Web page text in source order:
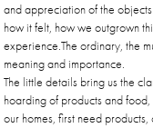
and appreciation of the
how it felt, how we outgrown
experience.The ordinary, the
meaning and importance.
The little details bring us the
hoarding of products and
our homes, first need